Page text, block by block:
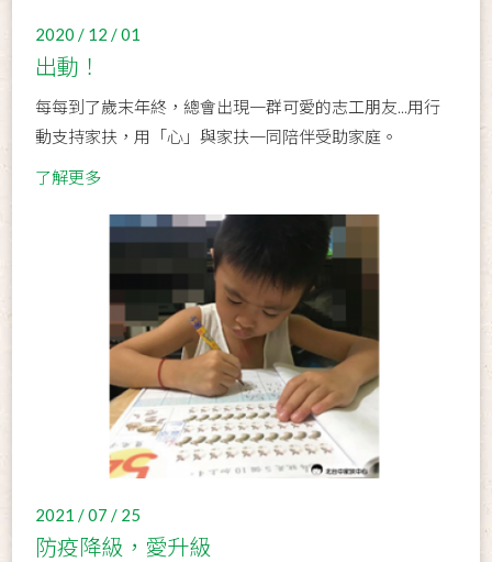
2020 / 12 / 01
出動！
每每到了歲末年終，總會出現一群可愛的志工朋友...用行
動支持家扶，用「心」與家扶一同陪伴受助家庭。
了解更多
2021 / 07 / 25
防疫降級，愛升級